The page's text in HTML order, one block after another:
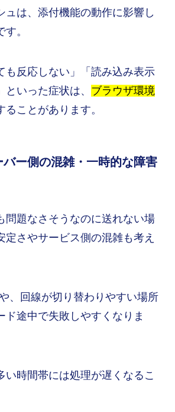
ュは、添付機能の動作に影響し
。
も反応しない」「読み込み表示
いった症状は、 ブラウザ環境
ることがあります。
ー側の混雑・一時的な障害
問題なさそうなのに送れない場
定さやサービス側の混雑も考え
、回線が切り替わりやすい場所
ド途中で失敗しやすくなりま
い時間帯には処理が遅くなるこ